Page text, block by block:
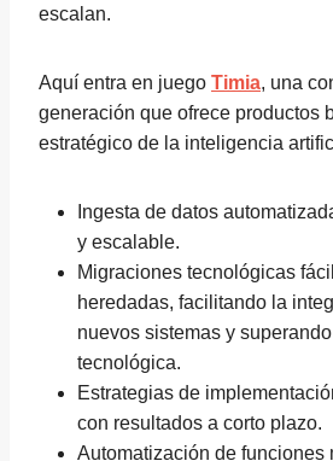
escalan.
Aquí entra en juego Timia, una
generación que ofrece productos
estratégico de la inteligencia
Ingesta de datos
y escalable.
Migraciones tecnológicas
heredadas, facilitando la
nuevos sistemas y
tecnológica.
Estrategias de
con resultados a corto plazo.
Automatización de funciones